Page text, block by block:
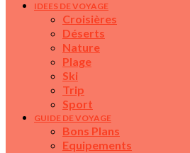
IDEES DE VOYAGE
Croisières
Déserts
Nature
Plage
Ski
Trip
Sport
GUIDE DE VOYAGE
Bons Plans
Equipements